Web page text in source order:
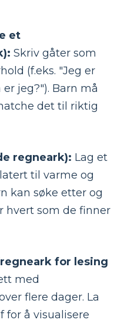
et
Skriv gåter som
(f.eks. "Jeg er
jeg?"). Barn må
det til riktig
regneark): Lag et
til varme og
kan søke etter og
hvert som de finner
for lesing
med
flere dager. La
for å visualisere